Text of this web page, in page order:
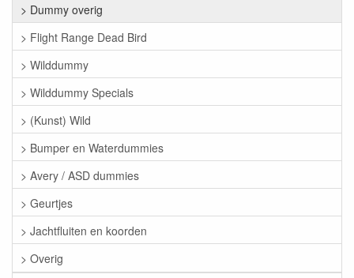
> Dummy overig
> Flight Range Dead Bird
> Wilddummy
> Wilddummy Specials
> (Kunst) Wild
> Bumper en Waterdummies
> Avery / ASD dummies
> Geurtjes
> Jachtfluiten en koorden
> Overig